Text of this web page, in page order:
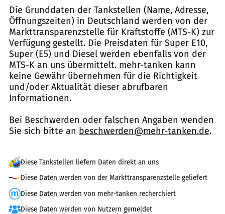
Die Grunddaten der Tankstellen (Name, Adresse,
Öffnungszeiten) in Deutschland werden von der
Markttransparenzstelle für Kraftstoffe (MTS-K) zur
Verfügung gestellt. Die Preisdaten für Super E10,
Super (E5) und Diesel werden ebenfalls von der
MTS-K an uns übermittelt. mehr-tanken kann
keine Gewähr übernehmen für die Richtigkeit
und/oder Aktualität dieser abrufbaren
Informationen.
Bei Beschwerden oder falschen Angaben wenden
Sie sich bitte an beschwerden@mehr-tanken.de.
Diese Tankstellen liefern Daten direkt an uns
Diese Daten werden von der Markttransparenzstelle geliefert
Diese Daten werden von mehr-tanken recherchiert
Diese Daten werden von Nutzern gemeldet